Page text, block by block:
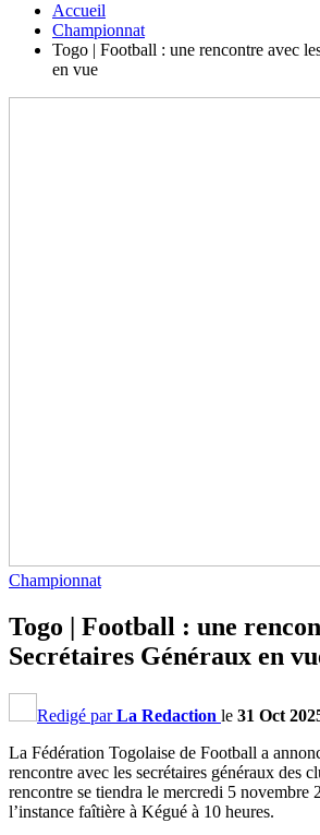
Accueil
Championnat
Togo | Football : une rencontre avec
en vue
Championnat
Togo | Football : une
Secrétaires Généraux en
Redigé parLa Redaction le 31 Oct
La Fédération Togolaise de Football a
rencontre avec les secrétaires généraux des
rencontre se tiendra le mercredi 5 novembre
l’instance faîtière à Kégué à 10 heures.